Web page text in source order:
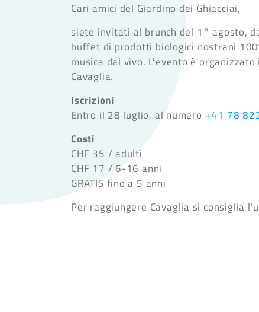
Cari amici del Giardino dei Ghiacciai,
siete invitati al brunch del 1° agosto,
buffet di prodotti biologici nostrani
musica dal vivo. L'evento è
Cavaglia.
Iscrizioni
Entro il 28 luglio, al numero +41 78
Costi
CHF 35 / adulti
CHF 17 / 6-16 anni
GRATIS fino a 5 anni
Per raggiungere Cavaglia si consiglia